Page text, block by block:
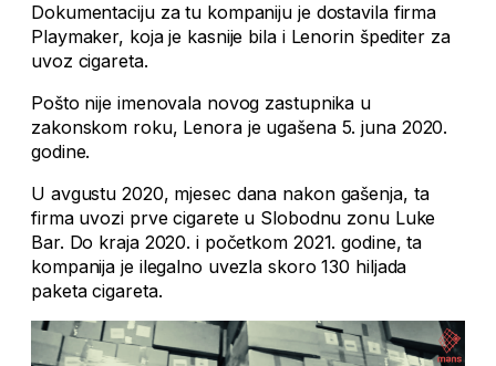
Dokumentaciju za tu kompaniju je dostavila firma
Playmaker, koja je kasnije bila i Lenorin špediter za
uvoz cigareta.
Pošto nije imenovala novog zastupnika u
zakonskom roku, Lenora je ugašena 5. juna 2020.
godine.
U avgustu 2020, mjesec dana nakon gašenja, ta
firma uvozi prve cigarete u Slobodnu zonu Luke
Bar. Do kraja 2020. i početkom 2021. godine, ta
kompanija je ilegalno uvezla skoro 130 hiljada
paketa cigareta.